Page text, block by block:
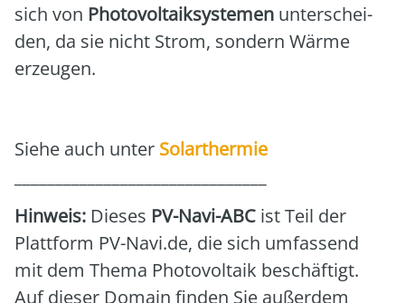
sich von Pho­to­vol­ta­ik­sys­te­men unter­schei­
den, da sie nicht Strom, son­dern Wär­me
erzeu­gen.
Sie­he auch unter Solar­ther­mie
Hin­weis: Die­ses PV-Navi-ABC ist Teil der
Platt­form PV-Navi.de, die sich umfas­send
mit dem The­ma Pho­to­vol­ta­ik beschäf­tigt.
Auf die­ser Domain fin­den Sie außer­dem